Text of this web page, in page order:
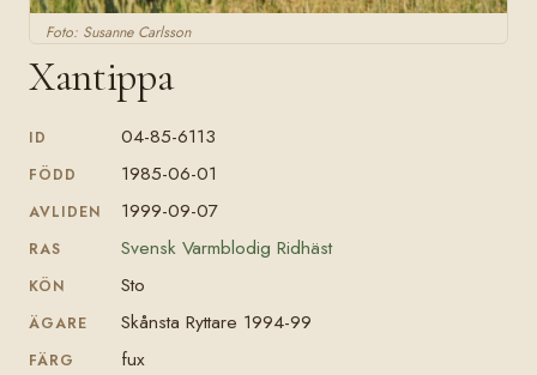
Foto: Susanne Carlsson
Xantippa
ID 04-85-6113
FÖDD 1985-06-01
AVLIDEN 1999-09-07
RAS Svensk Varmblodig Ridhäst
KÖN Sto
ÄGARE Skånsta Ryttare 1994-99
FÄRG fux